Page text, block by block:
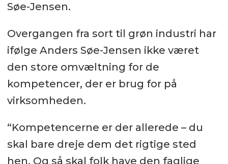
Søe-Jensen.
Overgangen fra sort til grøn industri har
ifølge Anders Søe-Jensen ikke været
den store omvæltning for de
kompetencer, der er brug for på
virksomheden.
“Kompetencerne er der allerede – du
skal bare dreje dem det rigtige sted
hen. Og så skal folk have den faglige